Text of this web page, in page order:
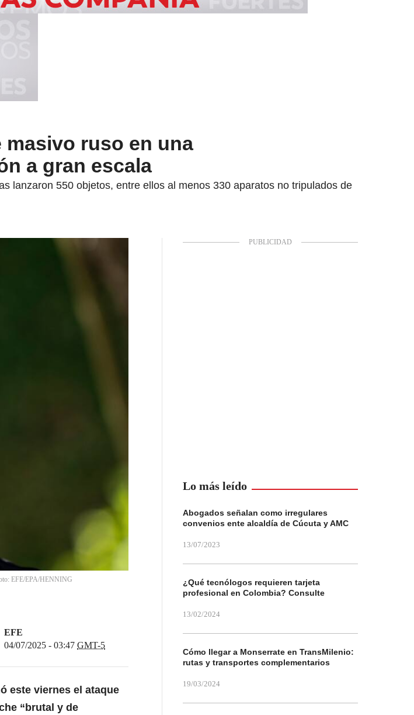
ruso en una
a gran escala
lanzaron 550 objetos, entre ellos al menos 330 aparatos no tripulados de
EFE/EPA/HENNING
EFE
04/07/2025 - 03:47 GMT-5
este viernes el ataque
“brutal y de
Lo más leído
Abogados señalan como irregulares
convenios ente alcaldía de Cúcuta y AMC
13/07/2023
¿Qué tecnólogos requieren tarjeta
profesional en Colombia? Consulte
13/02/2024
Cómo llegar a Monserrate en TransMilenio:
rutas y transportes complementarios
19/03/2024